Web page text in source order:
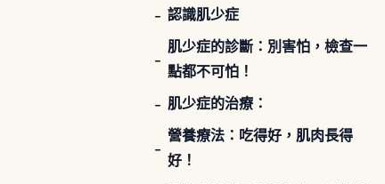
認識肌少症
肌少症的診斷：別害怕，檢查一
點都不可怕！
肌少症的治療：
營養療法：吃得好，肌肉長得
好！